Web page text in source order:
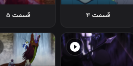
قسمت 4 قسمت 5